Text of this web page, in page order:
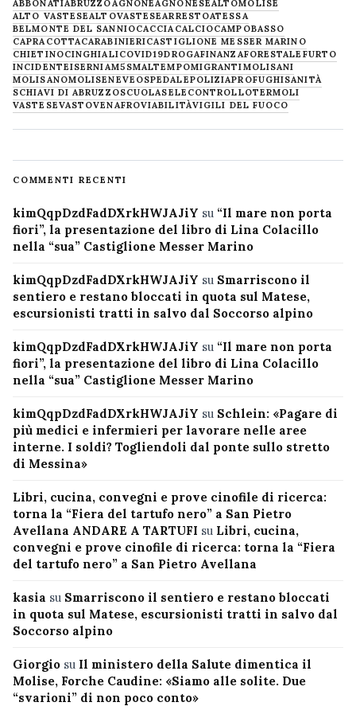
ABBONATIABRUZZOAGNONEAGNONESEALTOMOLISE
ALTO VASTESEALTOVASTESEARRESTOATESSA
BELMONTE DEL SANNIOCACCIACALCIOCAMPOBASSO
CAPRACOTTACARABINIERICASTIGLIONE MESSER MARINO
CHIETINOCINGHIALICOVID19DROGAFINANZAFORESTALE FURTO
INCIDENTEISERNIAM5SMALTEMPOMIGRANTIMOLISANI
MOLISANOMOLISENEVE OSPEDALEPOLIZIAPROFUGHISANITÀ
SCHIAVI DI ABRUZZOSCUOLASELECONTROLLOTERMOLI
VASTESEVASTOVENAFROVIABILITÀVIGILI DEL FUOCO
COMMENTI RECENTI
kimQqpDzdFadDXrkHWJAJiY su “Il mare non porta
fiori”, la presentazione del libro di Lina Colacillo
nella “sua” Castiglione Messer Marino
kimQqpDzdFadDXrkHWJAJiY su Smarriscono il
sentiero e restano bloccati in quota sul Matese,
escursionisti tratti in salvo dal Soccorso alpino
kimQqpDzdFadDXrkHWJAJiY su “Il mare non porta
fiori”, la presentazione del libro di Lina Colacillo
nella “sua” Castiglione Messer Marino
kimQqpDzdFadDXrkHWJAJiY su Schlein: «Pagare di
più medici e infermieri per lavorare nelle aree
interne. I soldi? Togliendoli dal ponte sullo stretto
di Messina»
Libri, cucina, convegni e prove cinofile di ricerca:
torna la “Fiera del tartufo nero” a San Pietro
Avellana ANDARE A TARTUFI su Libri, cucina,
convegni e prove cinofile di ricerca: torna la “Fiera
del tartufo nero” a San Pietro Avellana
kasia su Smarriscono il sentiero e restano bloccati
in quota sul Matese, escursionisti tratti in salvo dal
Soccorso alpino
Giorgio su Il ministero della Salute dimentica il
Molise, Forche Caudine: «Siamo alle solite. Due
“svarioni” di non poco conto»